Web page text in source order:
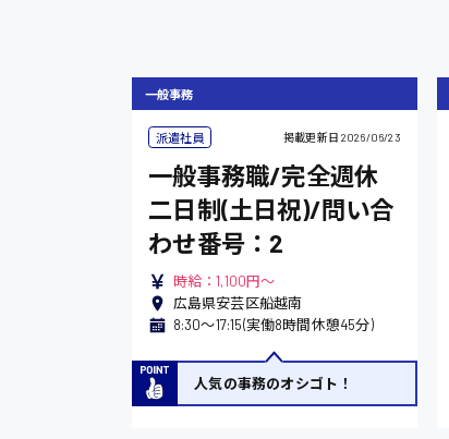
一般事務
派遣社員 掲載更新日 2026/06/23
一般事務職/完全週休
二日制(土日祝)/問い合
わせ番号：2
時給：1,100円～
広島県安芸区船越南
8:30〜17:15(実働8時間休憩45分)
人気の事務のオシゴト！